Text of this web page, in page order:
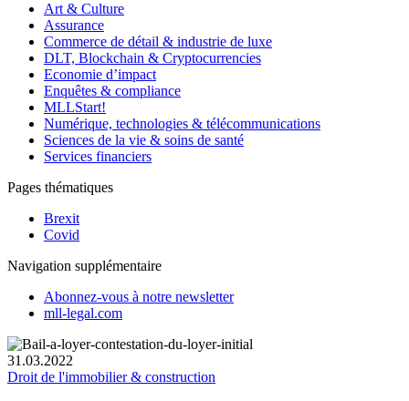
Art & Culture
Assurance
Commerce de détail & industrie de luxe
DLT, Blockchain & Cryptocurrencies
Economie d’impact
Enquêtes & compliance
MLLStart!
Numérique, technologies & télécommunications
Sciences de la vie & soins de santé
Services financiers
Pages thématiques
Brexit
Covid
Navigation supplémentaire
Abonnez-vous à notre newsletter
mll-legal.com
31.03.2022
Droit de l'immobilier & construction